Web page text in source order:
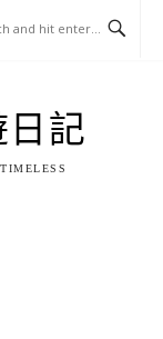
日記